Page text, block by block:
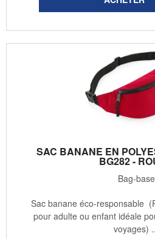
SAC BANANE EN
BG282 -
Bag-base
Sac banane éco-responsable
pour adulte ou enfant idéale
voyages)